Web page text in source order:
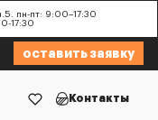
пн-пт: 9:00–17:30
17:30
оставить заявку
Контакты